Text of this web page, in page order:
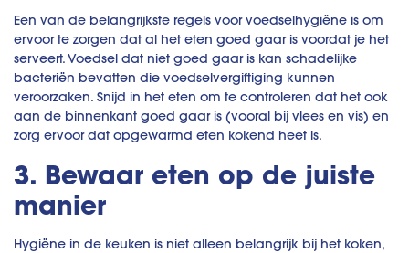
Een van de belangrijkste regels voor voedselhygiëne is om
ervoor te zorgen dat al het eten goed gaar is voordat je het
serveert. Voedsel dat niet goed gaar is kan schadelijke
bacteriën bevatten die voedselvergiftiging kunnen
veroorzaken. Snijd in het eten om te controleren dat het ook
aan de binnenkant goed gaar is (vooral bij vlees en vis) en
zorg ervoor dat opgewarmd eten kokend heet is.
3. Bewaar eten op de juiste
manier
Hygiëne in de keuken is niet alleen belangrijk bij het koken,